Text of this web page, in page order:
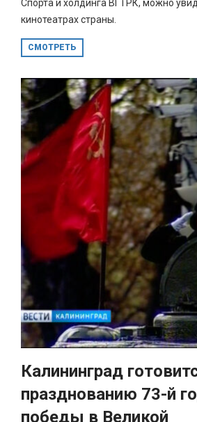
Спорта и холдинга ВГТРК, можно
кинотеатрах страны.
СМОТРЕТЬ
Калининград
празднованию 73-й
победы в Великой